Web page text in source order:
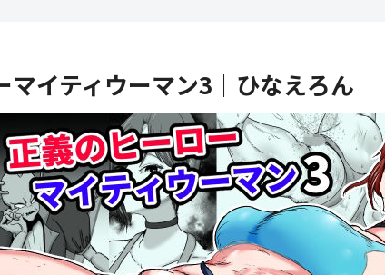
マイティウーマン3│ひなえろん